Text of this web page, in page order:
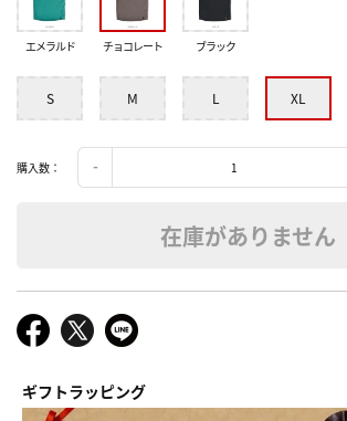
エメラルド チョコレート ブラック
S M L XL
購入数：
在庫がありません
ギフトラッピング